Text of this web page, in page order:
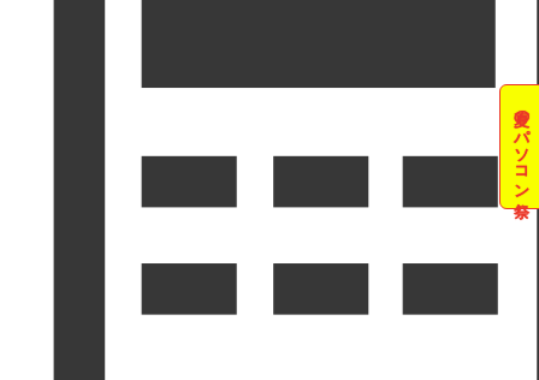
夏のパソコン祭